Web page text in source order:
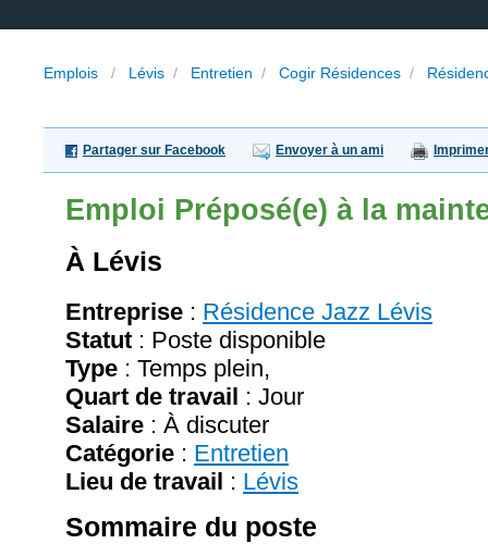
Emplois / Lévis / Entretien / Cogir Résidences /
Partager sur Facebook Envoyer à un ami
Emploi Préposé(e) à la
À Lévis
Entreprise : Résidence Jazz Lévis
Statut : Poste disponible
Type : Temps plein,
Quart de travail : Jour
Salaire : À discuter
Catégorie : Entretien
Lieu de travail : Lévis
Sommaire du poste